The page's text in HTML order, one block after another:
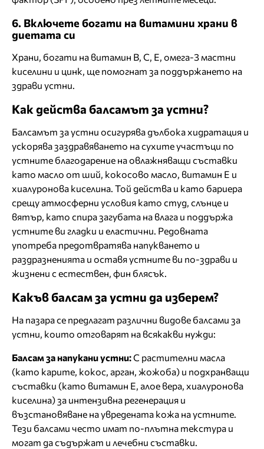
6. Включете богати на витамини храни в
диетата си
Храни, богати на витамин B, C, E, омега-3 мастни
киселини и цинк, ще помогнат за поддържането на
здрави устни.
Как действа балсамът за устни?
Балсамът за устни осигурява дълбока хидратация и
ускорява заздравяването на сухите участъци по
устните благодарение на овлажняващи съставки
като масло от ший, кокосово масло, витамин Е и
хиалуронова киселина. Той действа и като бариера
срещу атмосферни условия като студ, слънце и
вятър, като спира загубата на влага и поддържа
устните ви гладки и еластични. Редовната
употреба предотвратява напукването и
раздразненията и оставя устните ви по-здрави и
жизнени с естествен, фин блясък.
Какъв балсам за устни да изберем?
На пазара се предлагат различни видове балсами за
устни, които отговарят на всякакви нужди:
Балсам за напукани устни:С растителни масла
(като карите, кокос, арган, жожоба) и подхранващи
съставки (като витамин Е, алое вера, хиалуронова
киселина) за интензивна регенерация и
възстановяване на увредената кожа на устните.
Тези балсами често имат по-плътна текстура и
могат да съдържат и лечебни съставки.